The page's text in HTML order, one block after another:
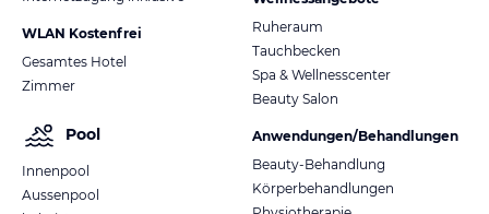
WLAN Kostenfrei
Gesamtes Hotel
Zimmer
Pool
Innenpool
Aussenpool
Ruheraum
Tauchbecken
Spa & Wellnesscenter
Beauty Salon
Anwendungen/Behandlungen
Beauty-Behandlung
Körperbehandlungen